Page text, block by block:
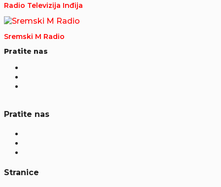
Radio Televizija Inđija
Sremski M Radio
Pratite nas
Pratite nas
Stranice